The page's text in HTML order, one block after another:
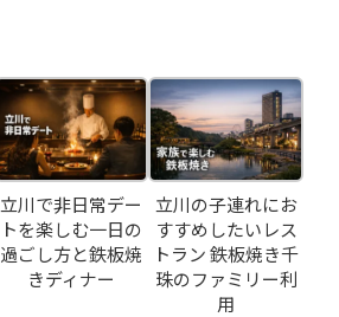
立川で非日常デー
トを楽しむ一日の
過ごし方と鉄板焼
きディナー
立川の子連れにお
すすめしたいレス
トラン 鉄板焼き千
珠のファミリー利
用